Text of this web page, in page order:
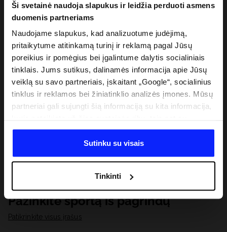
Ši svetainė naudoja slapukus ir leidžia perduoti asmens
duomenis partneriams
Naudojame slapukus, kad analizuotume judėjimą,
pritaikytume atitinkamą turinį ir reklamą pagal Jūsų
poreikius ir pomėgius bei įgalintume dalytis socialiniais
tinklais. Jums sutikus, dalinamės informacija apie Jūsų
veiklą su savo partneriais, įskaitant „Google“, socialinius
tinklus ir reklamos bei žiniatinklio analizės įmones. Mūsų
partneriai gali sujungti šią informaciją su kita informacija,
duomenimis, kuriuos jie gauna, kai naudojatės jų
paslaugomis. Gavus Jūsų leidimą, mes galime perduoti
Jūsų asmeninę informaciją savo partneriams, siekdami
analitinius tyrimus, pritaikyti turinį ir tobulinti mūsų
partnerių siūlomus sprendimus (pvz., socialinius tinklus).
Išsamią informaciją rasite mūsų Privatumo politikoje ir
skiltyje „Išsami informacija“.
Sutinku su visais
Tinkinti
Pažinkite sportą iš pagrindų
Patikrinkite visus įrašus